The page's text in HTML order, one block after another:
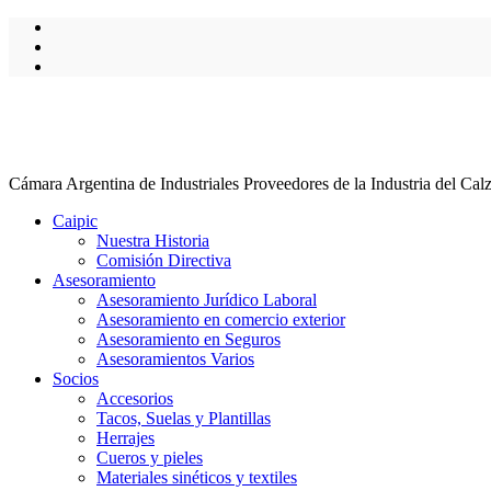
Cámara Argentina de Industriales Proveedores de la Industria del
Caipic
Nuestra Historia
Comisión Directiva
Asesoramiento
Asesoramiento Jurídico Laboral
Asesoramiento en comercio exterior
Asesoramiento en Seguros
Asesoramientos Varios
Socios
Accesorios
Tacos, Suelas y Plantillas
Herrajes
Cueros y pieles
Materiales sinéticos y textiles